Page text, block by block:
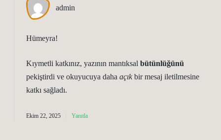
admin
Hümeyra!
Kıymetli katkınız, yazının mantıksal bütünlüğünü
pekiştirdi ve okuyucuya daha açık bir mesaj iletilmesine
katkı sağladı.
Ekim 22, 2025 Yanıtla